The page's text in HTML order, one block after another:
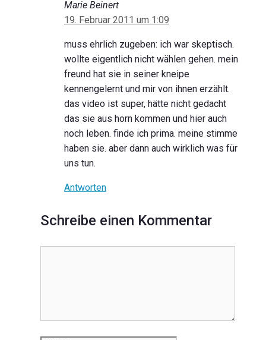
Marie Beinert
19. Februar 2011 um 1:09
muss ehrlich zugeben: ich war skeptisch.
wollte eigentlich nicht wählen gehen. mein
freund hat sie in seiner kneipe
kennengelernt und mir von ihnen erzählt.
das video ist super, hätte nicht gedacht
das sie aus horn kommen und hier auch
noch leben. finde ich prima. meine stimme
haben sie. aber dann auch wirklich was für
uns tun.
Antworten
Schreibe einen Kommentar